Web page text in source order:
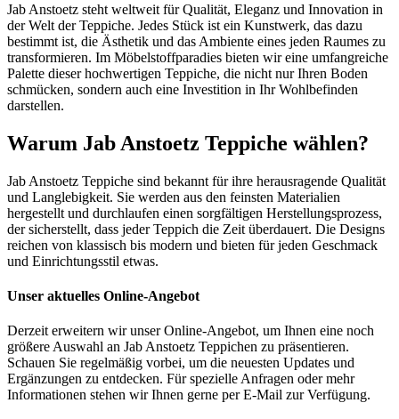
Jab Anstoetz steht weltweit für Qualität, Eleganz und Innovation in
der Welt der Teppiche. Jedes Stück ist ein Kunstwerk, das dazu
bestimmt ist, die Ästhetik und das Ambiente eines jeden Raumes zu
transformieren. Im Möbelstoffparadies bieten wir eine umfangreiche
Palette dieser hochwertigen Teppiche, die nicht nur Ihren Boden
schmücken, sondern auch eine Investition in Ihr Wohlbefinden
darstellen.
Warum Jab Anstoetz Teppiche wählen?
Jab Anstoetz Teppiche sind bekannt für ihre herausragende Qualität
und Langlebigkeit. Sie werden aus den feinsten Materialien
hergestellt und durchlaufen einen sorgfältigen Herstellungsprozess,
der sicherstellt, dass jeder Teppich die Zeit überdauert. Die Designs
reichen von klassisch bis modern und bieten für jeden Geschmack
und Einrichtungsstil etwas.
Unser aktuelles Online-Angebot
Derzeit erweitern wir unser Online-Angebot, um Ihnen eine noch
größere Auswahl an Jab Anstoetz Teppichen zu präsentieren.
Schauen Sie regelmäßig vorbei, um die neuesten Updates und
Ergänzungen zu entdecken. Für spezielle Anfragen oder mehr
Informationen stehen wir Ihnen gerne per E-Mail zur Verfügung.